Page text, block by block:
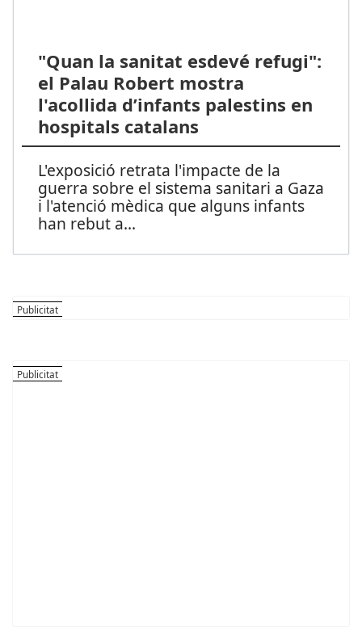
"Quan la sanitat esdevé refugi":
el Palau Robert mostra
l'acollida d’infants palestins en
hospitals catalans
L'exposició retrata l'impacte de la
guerra sobre el sistema sanitari a Gaza
i l'atenció mèdica que alguns infants
han rebut a...